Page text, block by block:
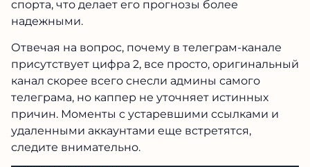
спорта, что делает его прогнозы более
надежными.
Отвечая на вопрос, почему в телеграм-канале
присутствует цифра 2, все просто, оригинальный
канал скорее всего снесли админы самого
телеграма, но каппер не уточняет истинных
причин. Моменты с устаревшими ссылками и
удаленными аккаунтами еще встретятся,
следите внимательно.